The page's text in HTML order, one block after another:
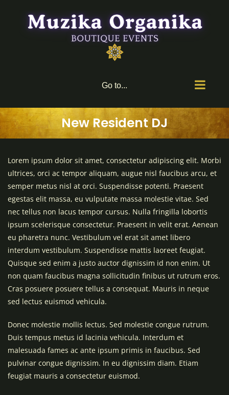
Go to...
New Resident DJ
Lorem ipsum dolor sit amet, consectetur adipiscing elit. Morbi
ultrices, orci ac tempor aliquam, augue nisl faucibus arcu, et
semper metus nisl at orci. Suspendisse potenti. Praesent
egestas elit massa, eu vulputate massa molestie vitae. Sed
nec tellus non lacus tempor cursus. Nulla fringilla lobortis
ipsum scelerisque consectetur. Praesent in velit erat. Aenean
eu pharetra nunc. Vestibulum vel erat sit amet libero
interdum vestibulum. Suspendisse mattis laoreet feugiat.
Quisque sed enim a justo auctor dignissim id non enim. Ut
non quam faucibus magna sollicitudin finibus ut rutrum eros.
Cras posuere posuere tellus a consequat. Mauris in neque
sed lectus euismod vehicula.
Donec molestie mollis lectus. Sed molestie congue rutrum.
Duis tempus metus id lacinia vehicula. Interdum et
malesuada fames ac ante ipsum primis in faucibus. Sed
pulvinar congue dignissim. In eu dignissim diam. Etiam
feugiat mauris a consectetur euismod.